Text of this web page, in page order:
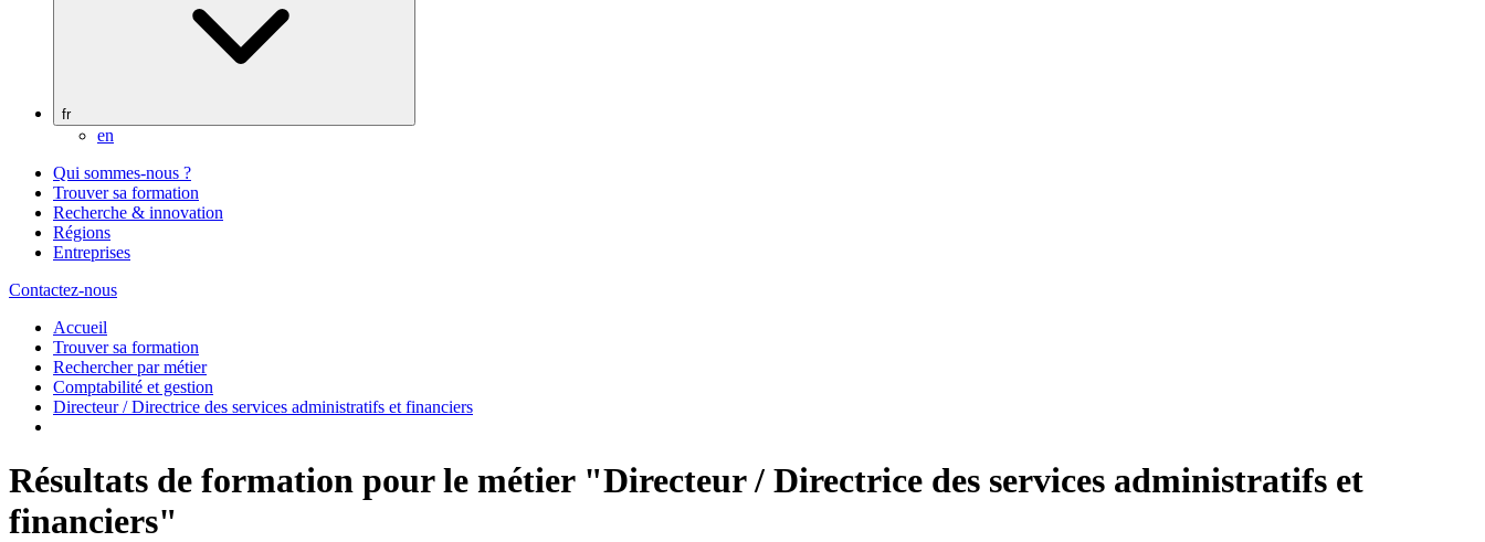
fr
en
Qui sommes-nous ?
Trouver sa formation
Recherche & innovation
Régions
Entreprises
Contactez-nous
Accueil
Trouver sa formation
Rechercher par métier
Comptabilité et gestion
Directeur / Directrice des services administratifs et financiers
Résultats de formation pour le métier "Directeur / Directrice des services administratifs et
financiers"